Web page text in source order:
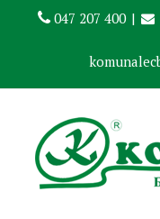
047 207 400 |